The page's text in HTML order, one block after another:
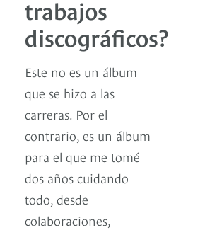
trabajos
discográficos?
Este no es un álbum
que se hizo a las
carreras. Por el
contrario, es un álbum
para el que me tomé
dos años cuidando
todo, desde
colaboraciones,